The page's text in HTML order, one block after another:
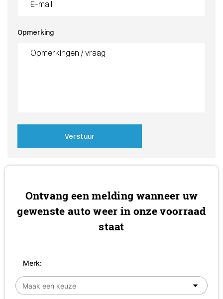
Opmerking
Verstuur
Ontvang een melding wanneer uw
gewenste auto weer in onze voorraad
staat
Merk: